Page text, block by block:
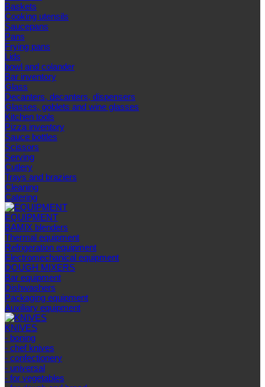
Baskets
Cooking utensils
Saucepans
Pans
Frying pans
Lids
bowl and colander
Bar inventory
Glass
Decanters, decanters, dispensers
Glasses, goblets and wine glasses
Kitchen tools
Pizza inventory
Sauce bottles
Scissors
Serving
Cutlery
Trays and braziers
Сleaning
Catering
EQUIPMENT
BAMIX blenders
Thermal equipment
Refrigeration equipment
Electromechanical equipment
DOUGH MIXERS
Bar equipment
Dishwashers
Packaging equipment
Auxiliary equipment
KNIVES
- boning
- chef knives
- confectionery
- universal
- for vegetables